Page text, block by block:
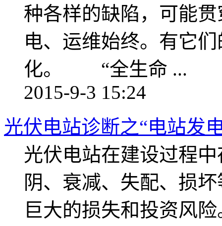
种各样的缺陷，可能
电、运维始终。有它
化。 “全生命 ...
2015-9-3 15:24
光伏电站诊断之“电站发
光伏电站在建设过程
阴、衰减、失配、损
巨大的损失和投资风